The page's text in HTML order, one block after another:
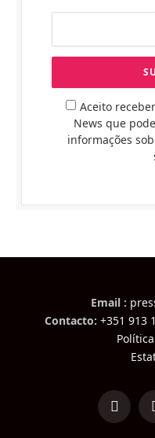
Aceito
News que
informações
Email :
Contacto: +351 913
LinkedIn